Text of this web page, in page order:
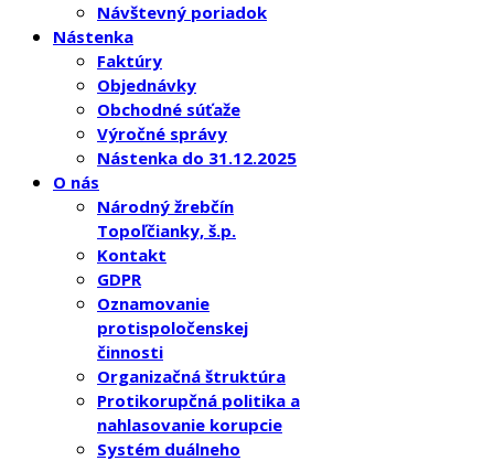
Návštevný poriadok
Nástenka
Faktúry
Objednávky
Obchodné súťaže
Výročné správy
Nástenka do 31.12.2025
O nás
Národný žrebčín
Topoľčianky, š.p.
Kontakt
GDPR
Oznamovanie
protispoločenskej
činnosti
Organizačná štruktúra
Protikorupčná politika a
nahlasovanie korupcie
Systém duálneho